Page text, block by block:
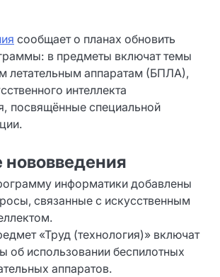
сообщает о планах обновить
в предметы включат темы
летательным аппаратам (БПЛА),
интеллекта
посвящённые специальной
информатики добавлены
связанные с искусственным
«Труд (технология)» включат
об использовании беспилотных
аппаратов.